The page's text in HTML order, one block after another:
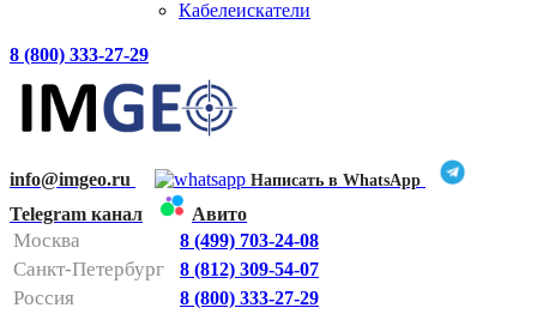
Кабелеискатели
8 (800) 333-27-29
info@imgeo.ru Написать в WhatsApp
Telegram канал Авито
Москва 8 (499) 703-24-08
Санкт-Петербург 8 (812) 309-54-07
Россия 8 (800) 333-27-29